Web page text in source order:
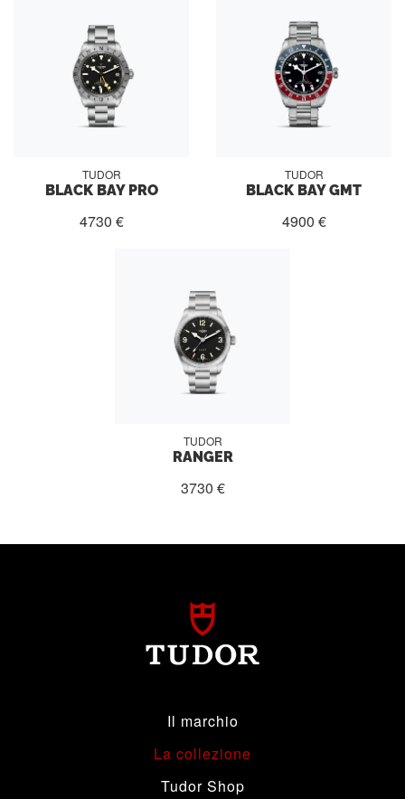
TUDOR
BLACK BAY PRO
4730 €
TUDOR
BLACK BAY GMT
4900 €
TUDOR
RANGER
3730 €
Il marchio
La collezione
Tudor Shop